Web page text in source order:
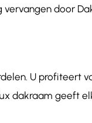
door
U profiteert
dakraam geeft